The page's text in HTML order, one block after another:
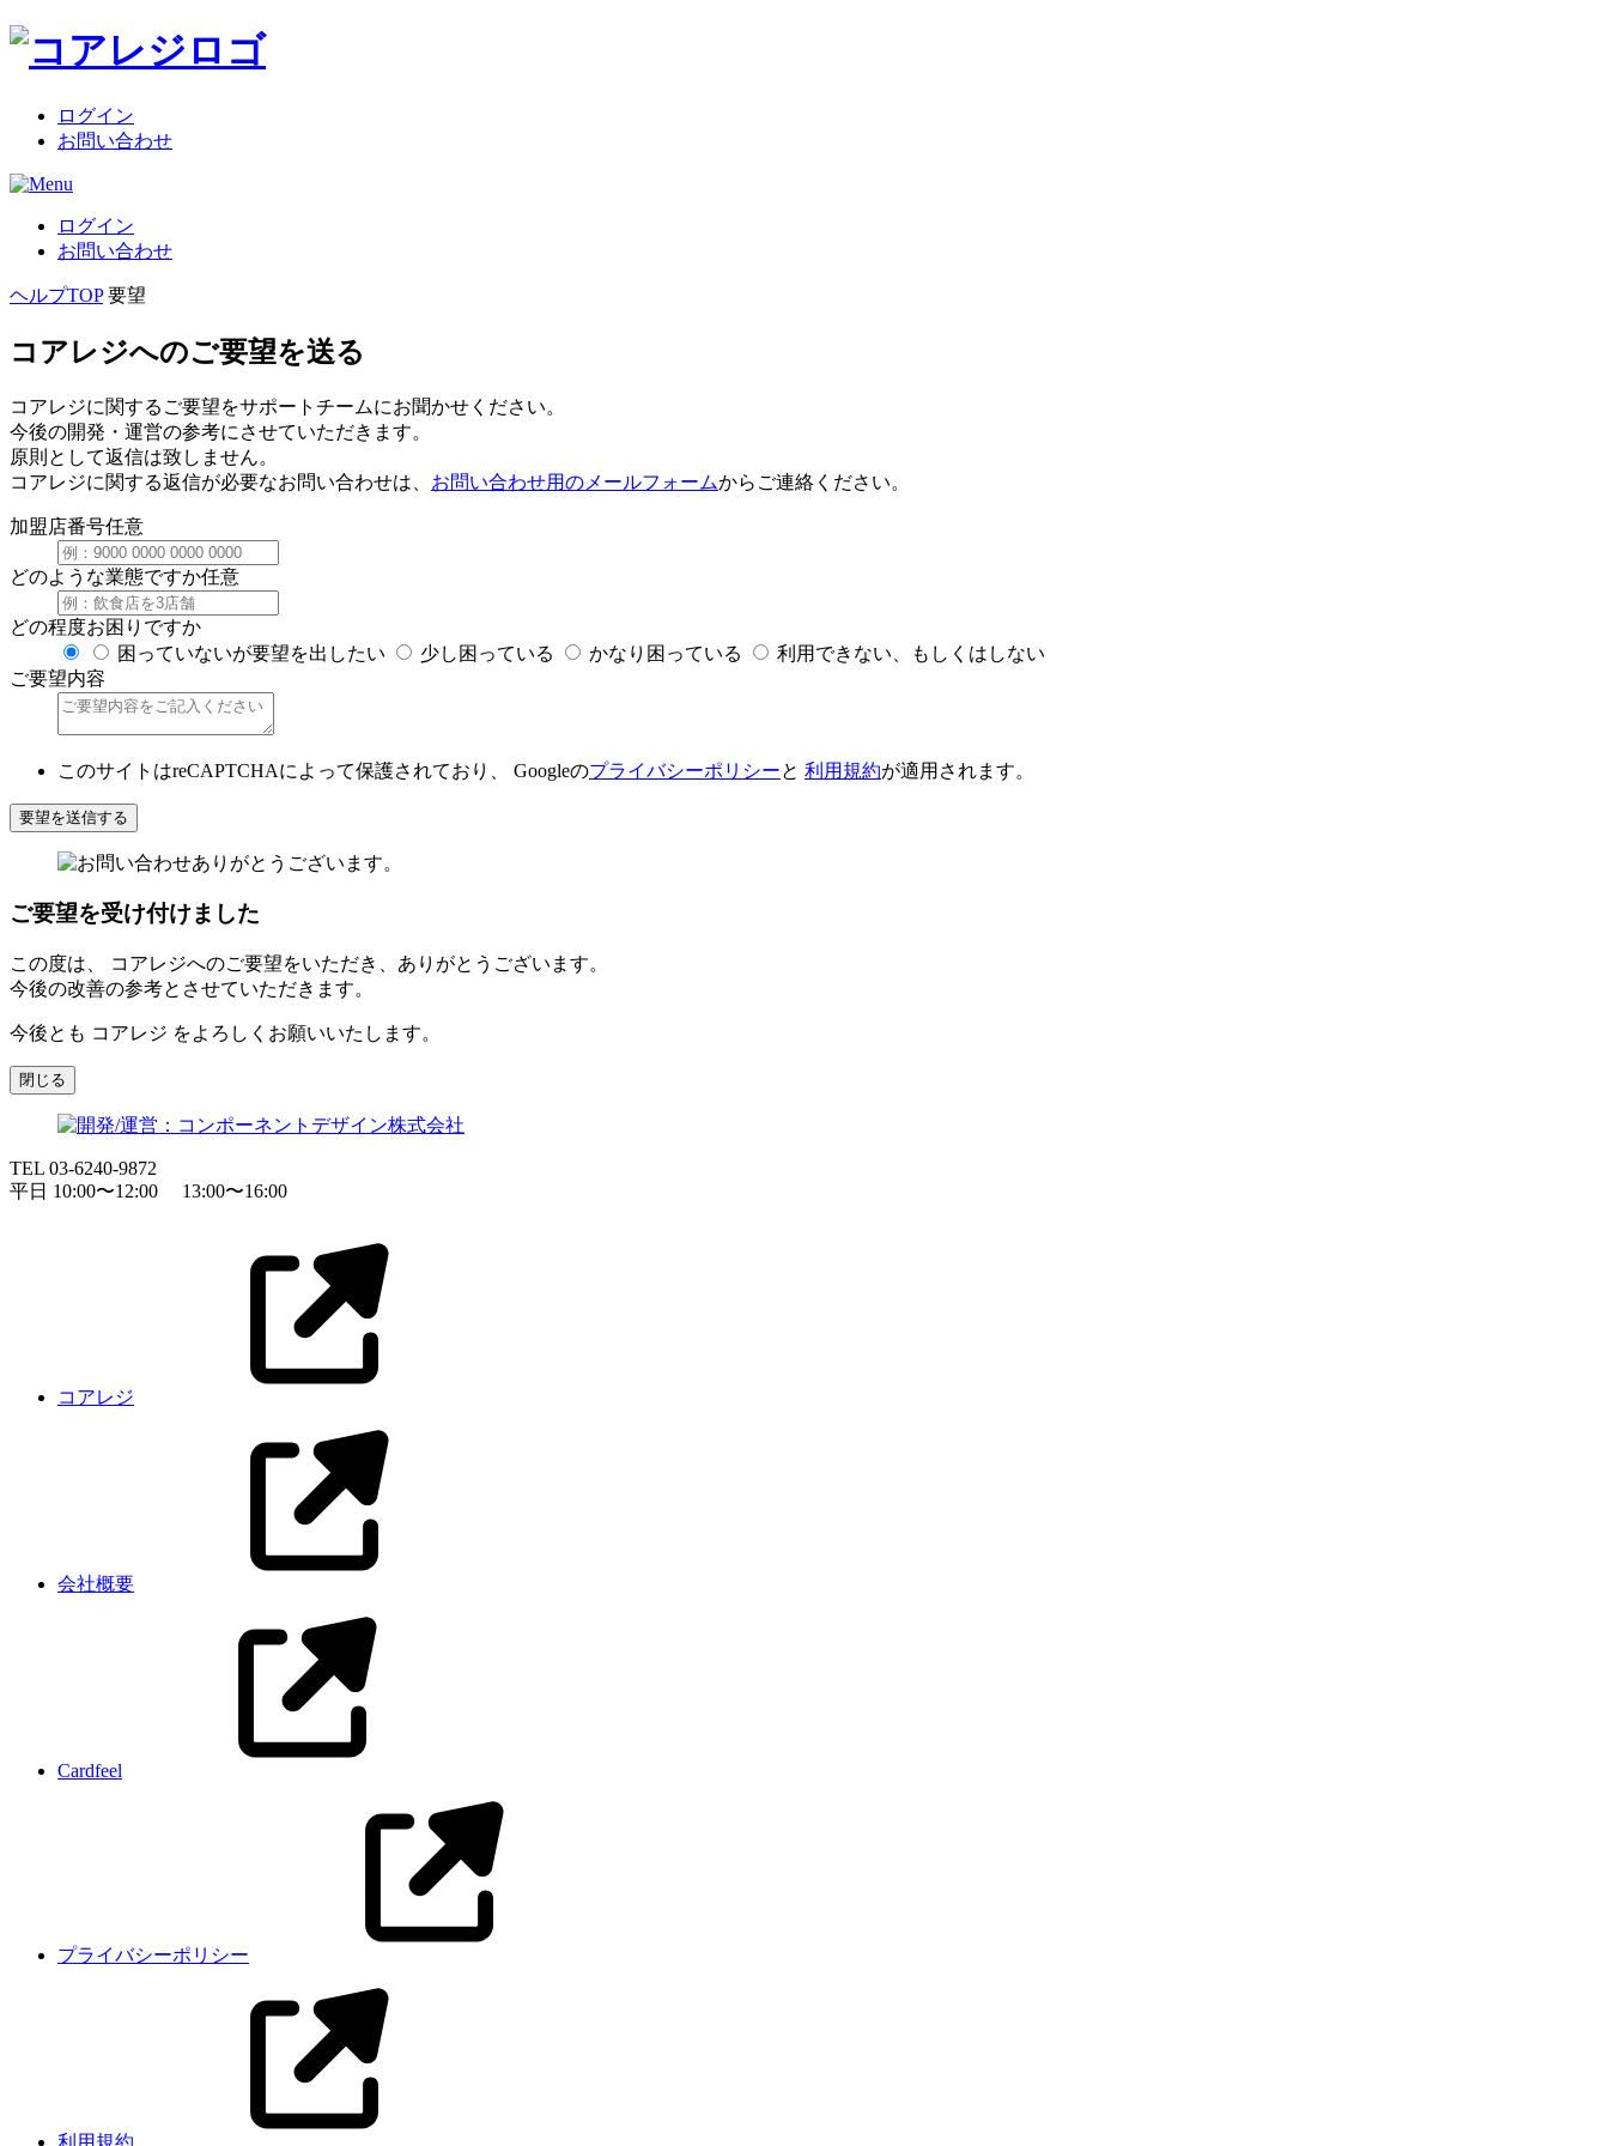
ログイン
お問い合わせ
ログイン
お問い合わせ
ヘルプTOP 要望
コアレジへのご要望を送る
コアレジに関するご要望をサポートチームにお聞かせください。
今後の開発・運営の参考にさせていただきます。
原則として返信は致しません。
コアレジに関する返信が必要なお問い合わせは、 お問い合わせ用のメールフォームからご連絡ください。
加盟店番号任意
どのような業態ですか任意
どの程度お困りですか
困っていないが要望を出したい
少し困っている かなり困っている
利用できない、もしくはしない
ご要望内容
このサイトはreCAPTCHAによって保護されており、 Googleのプライバシーポリシーと 利用規約が適用されます。
要望を送信する
ご要望を受け付けました
この度は、 コアレジへのご要望をいただき、ありがとうございます。
今後の改善の参考とさせていただきます。
今後とも コアレジ をよろしくお願いいたします。
閉じる
TEL 03-6240-9872
平日 10:00〜12:00 13:00〜16:00
コアレジ
会社概要
Cardfeel
プライバシーポリシー